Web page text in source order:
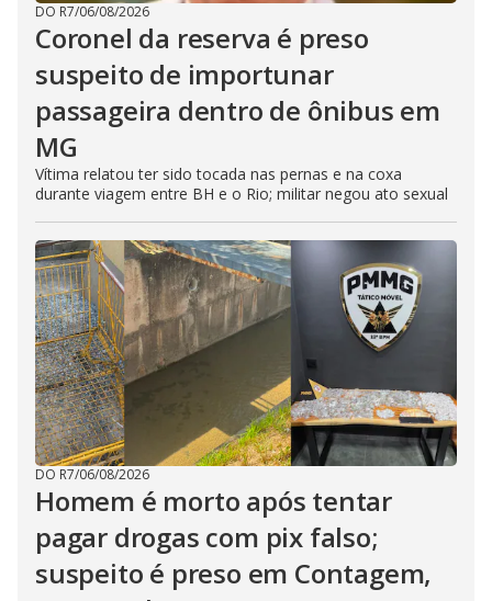
DO R7/06/08/2026
Coronel da reserva é preso
suspeito de importunar
passageira dentro de ônibus em
MG
Vítima relatou ter sido tocada nas pernas e na coxa
durante viagem entre BH e o Rio; militar negou ato sexual
DO R7/06/08/2026
Homem é morto após tentar
pagar drogas com pix falso;
suspeito é preso em Contagem,